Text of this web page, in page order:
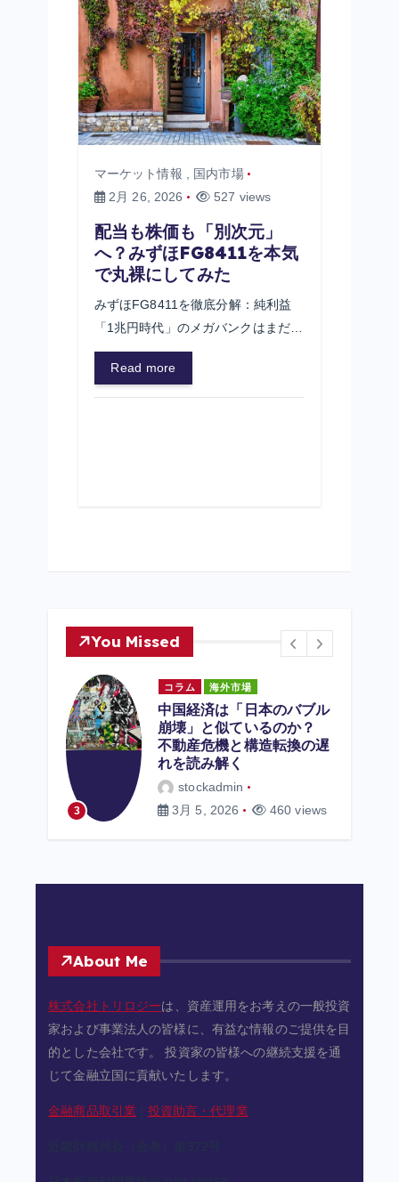
マーケット情報
国内市場
2月 26, 2026
527 views
配当も株価も「別次元」
へ？みずほFG8411を本気
で丸裸にしてみた
みずほFG8411を徹底分解：純利益
「1兆円時代」のメガバンクはまだ…
Read more
You Missed
3
コラム 海外市場
中国経済は「日本のバブル
崩壊」と似ているのか？
不動産危機と構造転換の遅
れを読み解く
stockadmin
3月 5, 2026
460 views
About Me
株式会社トリロジーは、資産運用をお考えの一般投資
家および事業法人の皆様に、有益な情報のご提供を目
的とした会社です。 投資家の皆様への継続支援を通
じて金融立国に貢献いたします。
金融商品取引業 投資助言・代理業